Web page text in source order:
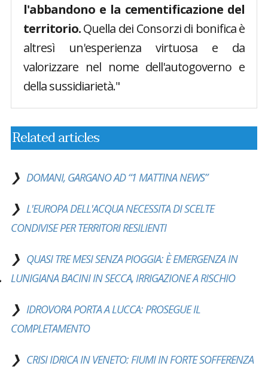
l'abbandono e la cementificazione del
territorio.Quella dei Consorzi di bonifica è
altresì un'esperienza virtuosa e da
valorizzare nel nome dell'autogoverno e
della sussidiarietà."
Related articles
DOMANI, GARGANO AD “1 MATTINA NEWS”
L'EUROPA DELL'ACQUA NECESSITA DI SCELTE
CONDIVISE PER TERRITORI RESILIENTI
QUASI TRE MESI SENZA PIOGGIA: È EMERGENZA IN
LUNIGIANA BACINI IN SECCA, IRRIGAZIONE A RISCHIO
IDROVORA PORTA A LUCCA: PROSEGUE IL
COMPLETAMENTO
CRISI IDRICA IN VENETO: FIUMI IN FORTE SOFFERENZA